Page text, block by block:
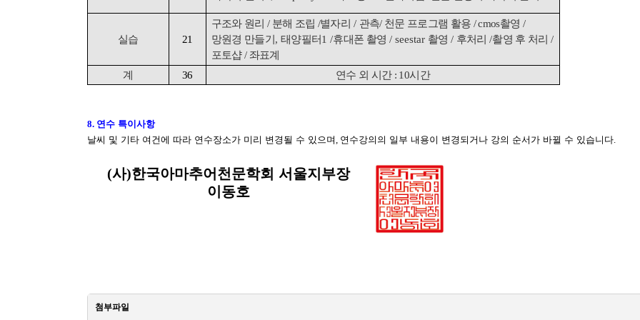
실습 21
구조와 원리/ 분해 조립 /별자리 / 관측/ 천문 프로그램 활용 / cmos촬영 /
망원경 만들기 ,태양필터1 /휴대폰 촬영 / seestar 촬영 / 후처리/촬영 후 처리 /
포토샵/ 좌표계
계
36 연수 외 시간 : 10시간
8. 연수 특이사항
날씨 및 기타 여건에 따라 연수장소가 미리 변경될 수 있으며, 연수강의의 일부 내용이 변경되거나 강의 순서가 바뀔 수 있습니다.
(사)한국아마추어천문학회 서울지부장
이동호
첨부파일